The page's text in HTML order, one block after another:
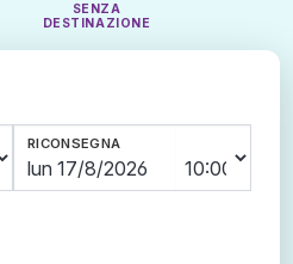
SENZA
DESTINAZIONE
RICONSEGNA